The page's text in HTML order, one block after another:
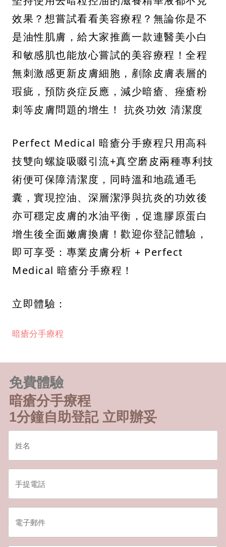
效果？想嘗試看看美容療程？無論你是不
是油性肌膚，給大家推薦一款連醫美小白
和敏感肌也能放心嘗試的美容療程！全程
無刺激感更新皮膚細胞，剷除皮膚表層的
瑕疵，預防炎症反應，減少暗瘡、痤瘡粉
刺等皮膚問題的增生！ 抗炎功效 清潔度
Perfect Medical 暗瘡分手療程只用高科
技雙向螺旋吸啜引流+真空磨皮兩種專利技
術便可保障清潔度，同時溫和地疏通毛
囊，實現控油、深層潔淨與抗炎的功效後
亦可穩定皮膚的水油平衡，促進膠原蛋白
增生後全面嫩膚換膚！歡迎你登記體驗，
即可享受：專業皮膚分析 + Perfect
Medical 暗瘡分手療程！
立即體驗：
暗瘡分手療程
免費體驗
暗瘡分手療程
1分鐘自助登記 立即辦妥